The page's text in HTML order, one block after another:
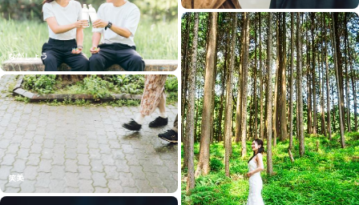
ながしょう
笑美